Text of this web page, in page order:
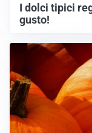
I dolci tipici
gusto!